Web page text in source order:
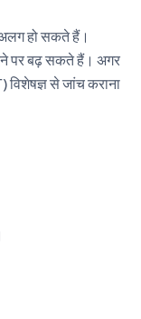
हो सकते हैं।
पर बढ़ सकते हैं। अगर
विशेषज्ञ से जांच कराना